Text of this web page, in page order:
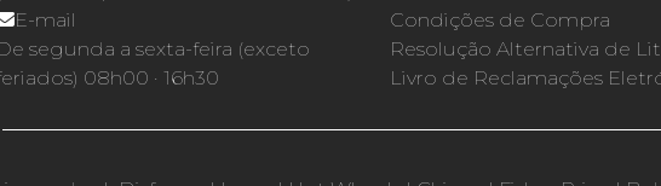
E-mail
segunda a sexta-feira (exceto
08h00 · 16h30
Condições de Compra
Resolução Alternativa de
Livro de Reclamações